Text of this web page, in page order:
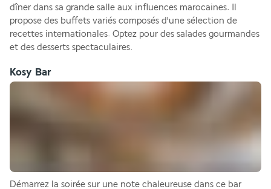
dîner dans sa grande salle aux influences marocaines. Il
propose des buffets variés composés d'une sélection de
recettes internationales. Optez pour des salades gourmandes
et des desserts spectaculaires.
Kosy Bar
Démarrez la soirée sur une note chaleureuse dans ce bar